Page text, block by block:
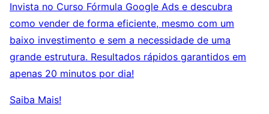
Invista no Curso Fórmula Google Ads e descubra
como vender de forma eficiente, mesmo com um
baixo investimento e sem a necessidade de uma
grande estrutura. Resultados rápidos garantidos em
apenas 20 minutos por dia!
Saiba Mais!